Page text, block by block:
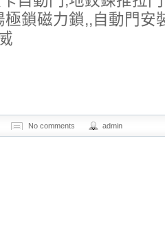
極鎖磁力鎖,,自動門安
No comments admin